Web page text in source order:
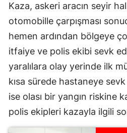
Kaza, askeri aracın seyir
otomobille çarpışması
hemen ardından bölgeye
itfaiye ve polis ekibi sevk
yaralılara olay yerinde ilk
kısa sürede hastaneye
ise olası bir yangın riskine
polis ekipleri kazayla ilgili